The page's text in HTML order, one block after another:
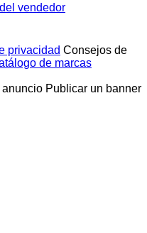
vendedor
privacidad Consejos de
de marcas
anuncio Publicar un banner